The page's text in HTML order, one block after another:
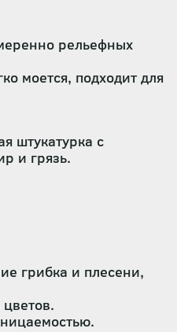
рельефных
моется, подходит для
штукатурка с
и грязь.
грибка и плесени,